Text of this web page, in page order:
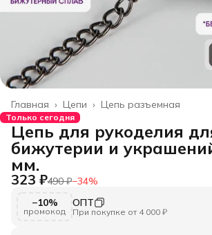
Цепь разъемная
Цепи ›
Главная ›
Только сегодня
Цепь для рукоделия
бижутерии и
мм.
323 ₽490 ₽−34%
−10%
промокод
ОПТ
При покупке от 4 000 ₽